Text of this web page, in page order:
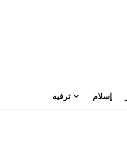
إسلام ترفيه